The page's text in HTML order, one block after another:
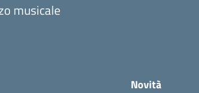
musicale
Novità